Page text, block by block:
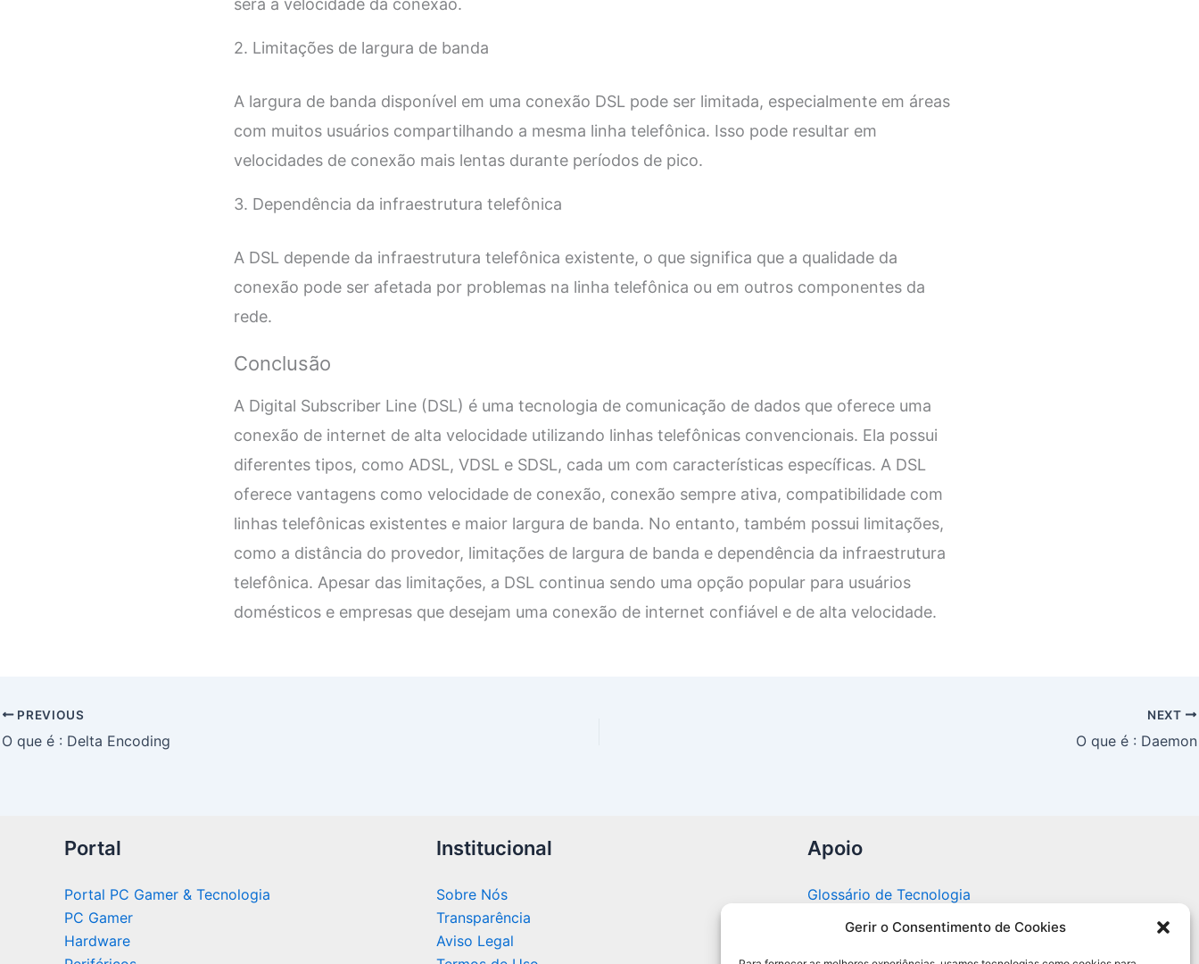
Gerir o Consentimento de Cookies
será a velocidade da conexão.
2. Limitações de largura de banda
A largura de banda disponível em uma conexão DSL pode ser limitada, especialmente em áreas
com muitos usuários compartilhando a mesma linha telefônica. Isso pode resultar em
velocidades de conexão mais lentas durante períodos de pico.
3. Dependência da infraestrutura telefônica
A DSL depende da infraestrutura telefônica existente, o que significa que a qualidade da
conexão pode ser afetada por problemas na linha telefônica ou em outros componentes da
rede.
Conclusão
A Digital Subscriber Line (DSL) é uma tecnologia de comunicação de dados que oferece uma
conexão de internet de alta velocidade utilizando linhas telefônicas convencionais. Ela possui
diferentes tipos, como ADSL, VDSL e SDSL, cada um com características específicas. A DSL
oferece vantagens como velocidade de conexão, conexão sempre ativa, compatibilidade com
linhas telefônicas existentes e maior largura de banda. No entanto, também possui limitações,
como a distância do provedor, limitações de largura de banda e dependência da infraestrutura
telefônica. Apesar das limitações, a DSL continua sendo uma opção popular para usuários
domésticos e empresas que desejam uma conexão de internet confiável e de alta velocidade.
PREVIOUS
O que é : Delta Encoding
NEXT
O que é : Daemon
Portal
Portal PC Gamer & Tecnologia
PC Gamer
Hardware
Institucional
Sobre Nós
Transparência
Aviso Legal
Apoio
Glossário de Tecnologia
Portal editorial independente sobre tecnologia,
PC Gamer e guias práticos.